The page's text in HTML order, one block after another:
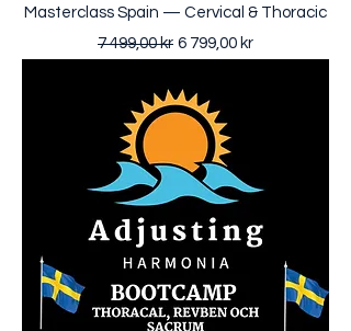
Masterclass Spain — Cervical & Thoracic
Ordinarie pris
7 499,00 kr Reapris
6 799,00 kr